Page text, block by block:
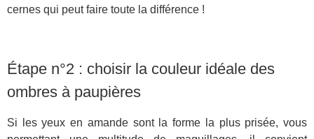
cernes qui peut faire toute la différence !
Étape n°2 : choisir la couleur idéale des
ombres à paupières
Si les yeux en amande sont la forme la plus prisée, vous